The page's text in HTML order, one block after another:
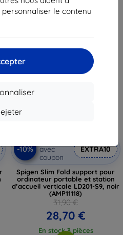
le contenu
-10%
-10%
avec
coupon
EXTRA10
Spigen Slim Fold support pour
ordinateur portable et station
d’accueil verticale LD201-S9, noir
(AMP11118)
31,90 €
28,70 €
En stock 3 pièces